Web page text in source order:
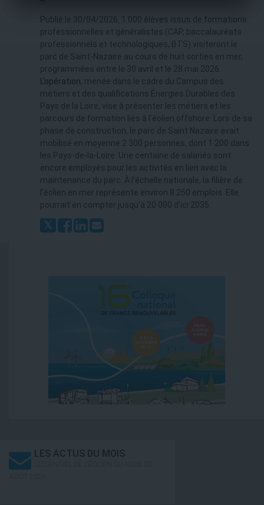
Publié le 30/04/2026. 1 000 élèves issus de formations
professionnelles et généralistes (CAP, baccalauréats
professionnels et technologiques, BTS) visiteront le
parc de Saint-Nazaire au cours de huit sorties en mer,
programmées entre le 30 avril et le 28 mai 2026.
L’opération, menée dans le cadre du Campus des
métiers et des qualifications Énergies Durables des
Pays de la Loire, vise à présenter les métiers et les
parcours de formation liés à l’éolien offshore. Lors de sa
phase de construction, le parc de Saint Nazaire avait
mobilisé en moyenne 2 300 personnes, dont 1 200 dans
les Pays-de-la-Loire. Une centaine de salariés sont
encore employés pour les activités en lien avec la
maintenance du parc. À l’échelle nationale, la filière de
l’éolien en mer représente environ 8 250 emplois. Elle
pourrait en compter jusqu’à 20 000 d’ici 2035.
LES ACTUS DU MOIS